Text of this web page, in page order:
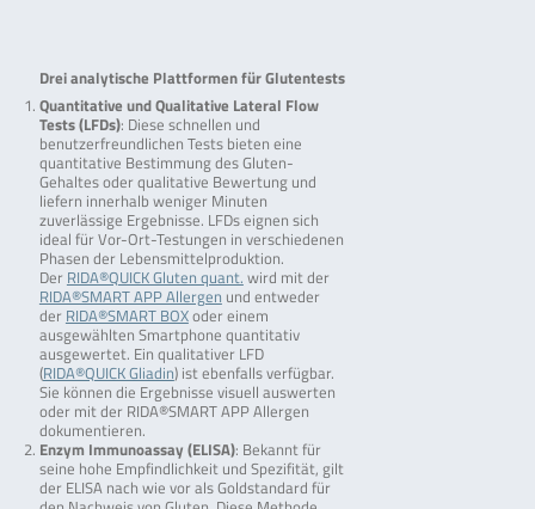
Drei analytische Plattformen für Glutentests
Quantitative und Qualitative Lateral Flow
Tests (LFDs): Diese schnellen und
benutzerfreundlichen Tests bieten eine
quantitative Bestimmung des Gluten-
Gehaltes oder qualitative Bewertung und
liefern innerhalb weniger Minuten
zuverlässige Ergebnisse. LFDs eignen sich
ideal für Vor-Ort-Testungen in verschiedenen
Phasen der Lebensmittelproduktion.
Der RIDA®QUICK Gluten quant. wird mit der
RIDA®SMART APP Allergen und entweder
der RIDA®SMART BOXoder einem
ausgewählten Smartphone quantitativ
ausgewertet. Ein qualitativer LFD
(RIDA®QUICK Gliadin) ist ebenfalls verfügbar.
Sie können die Ergebnisse visuell auswerten
oder mit der RIDA®SMART APP Allergen
dokumentieren.
Enzym Immunoassay (ELISA): Bekannt für
seine hohe Empfindlichkeit und Spezifität, gilt
der ELISA nach wie vor als Goldstandard für